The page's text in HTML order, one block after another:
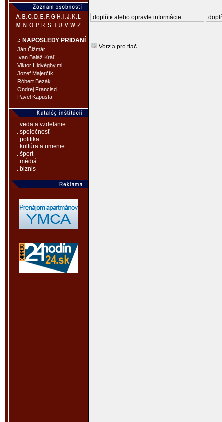
.: NAPOSLEDY PRIDANÍ
Ján Čižmár
Ivan Baláž Kráľ
Viktor Hidvéghy ml.
Jozef Majerčík
Róbert Bezák
Ondrej Francisci
Pavel Kapusta
. veda a vzdelanie
. spoločnosť
. politika
. kultúra a umenie
. šport
. médiá
. biznis
doplňte alebo opravte informácie
Verzia pre tlač